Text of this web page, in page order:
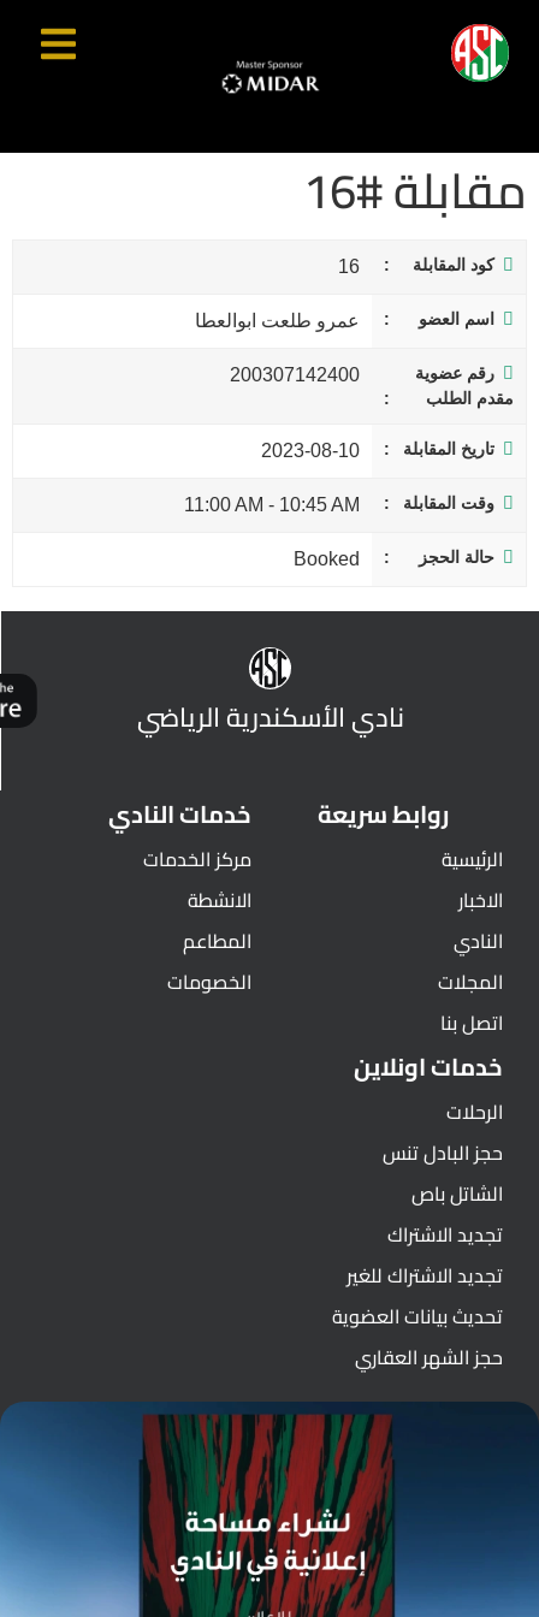
مقابلة #16
كود المقابلة 16
اسم العضو عمرو طلعت ابوالعطا
رقم عضوية
مقدم الطلب
200307142400
تاريخ المقابلة 2023-08-10
وقت المقابلة 10:45 AM
-
11:00 AM
حالة الحجز Booked
نادي الأسكندرية الرياضي
روابط سريعة
الرئيسية
الاخبار
النادي
المجلات
اتصل بنا
خدمات النادي
مركز الخدمات
الانشطة
المطاعم
الخصومات
خدمات اونلاين
الرحلات
حجز البادل تنس
الشاتل باص
تجديد الاشتراك
تجديد الاشتراك للغير
تحديث بيانات العضوية
حجز الشهر العقاري